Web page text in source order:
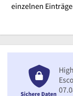
einzelnen